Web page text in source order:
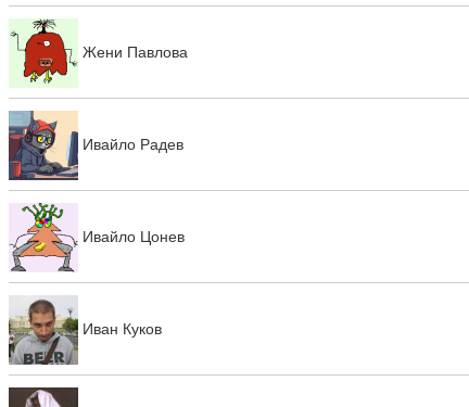
Жени Павлова
Ивайло Радев
Ивайло Цонев
Иван Куков